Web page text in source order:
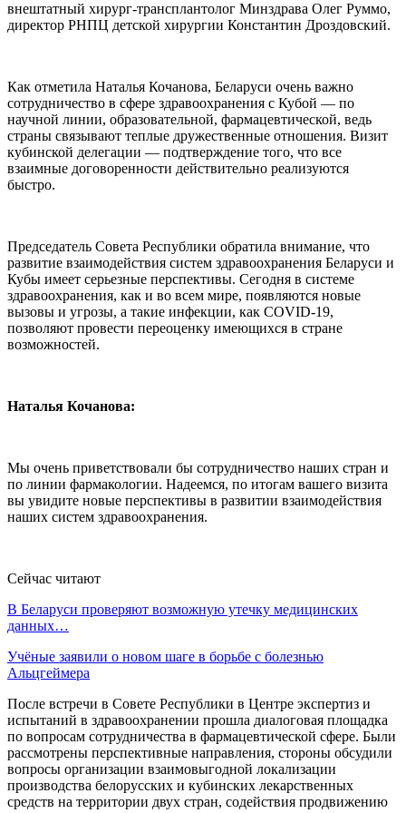
внештатный хирург-трансплантолог Минздрава Олег Руммо,
директор РНПЦ детской хирургии Константин Дроздовский.
Как отметила Наталья Кочанова, Беларуси очень важно
сотрудничество в сфере здравоохранения с Кубой — по
научной линии, образовательной, фармацевтической, ведь
страны связывают теплые дружественные отношения. Визит
кубинской делегации — подтверждение того, что все
взаимные договоренности действительно реализуются
быстро.
Председатель Совета Республики обратила внимание, что
развитие взаимодействия систем здравоохранения Беларуси и
Кубы имеет серьезные перспективы. Сегодня в системе
здравоохранения, как и во всем мире, появляются новые
вызовы и угрозы, а такие инфекции, как COVID-19,
позволяют провести переоценку имеющихся в стране
возможностей.
Наталья Кочанова:
Мы очень приветствовали бы сотрудничество наших стран и
по линии фармакологии. Надеемся, по итогам вашего визита
вы увидите новые перспективы в развитии взаимодействия
наших систем здравоохранения.
Сейчас читают
В Беларуси проверяют возможную утечку медицинских
данных…
Учёные заявили о новом шаге в борьбе с болезнью
Альцгеймера
После встречи в Совете Республики в Центре экспертиз и
испытаний в здравоохранении прошла диалоговая площадка
по вопросам сотрудничества в фармацевтической сфере. Были
рассмотрены перспективные направления, стороны обсудили
вопросы организации взаимовыгодной локализации
производства белорусских и кубинских лекарственных
средств на территории двух стран, содействия продвижению